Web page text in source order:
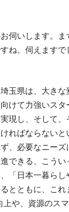
伺いします。ま
ね、伺えますで
玉県は、大きな
けて力強いス
現し、そして
ればならないと
、必要なニー
できる、こうい
「日本一暮ら
とともに、これ
や、資源のス